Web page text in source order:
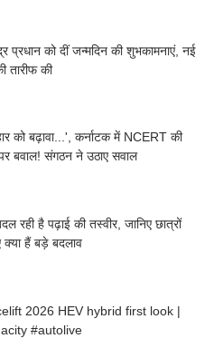
प्रधान को दीं जन्मदिन की शुभकामनाएं, नई
तारीफ की
को बढ़ावा...', कर्नाटक में NCERT की
बवाल! संगठन ने उठाए सवाल
रही है पढ़ाई की तस्वीर, जानिए छात्रों
क्या हैं बड़े बदलाव
2026 HEV hybrid first look |
#autolive